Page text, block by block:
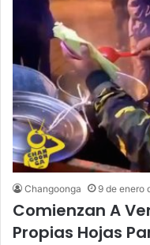
Changoonga 9 de enero
Comienzan A
Propias Hojas